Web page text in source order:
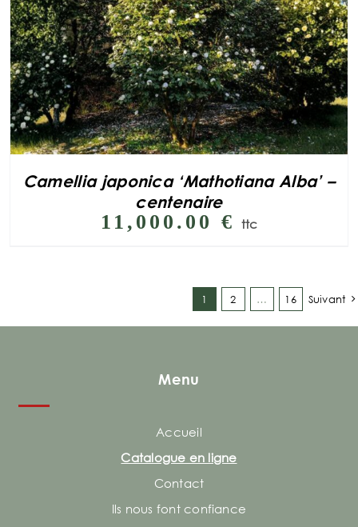
Camellia japonica ‘Mathotiana Alba’ –
centenaire
11,000.00 € ttc
1 2 … 16 Suivant
Menu
Accueil
Catalogue en ligne
Contact
Ils nous font confiance